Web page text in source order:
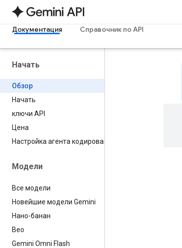
Документация Справочник по API
Начать
Обзор
Начать
ключи API
Цена
Настройка агента кодирования
Модели
Все модели
Новейшие модели Gemini
Нано-банан
Вео
Gemini Omni Flash